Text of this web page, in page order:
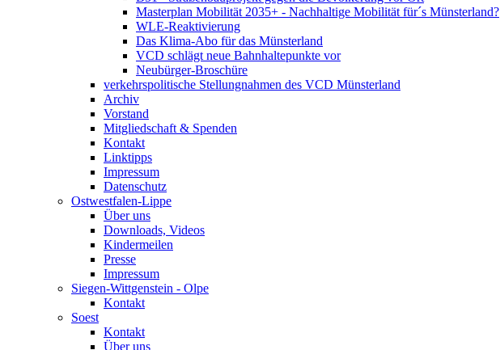
Masterplan Mobilität 2035+ - Nachhaltige Mobilität für´s Münsterland?
WLE-Reaktivierung
Das Klima-Abo für das Münsterland
VCD schlägt neue Bahnhaltepunkte vor
Neubürger-Broschüre
verkehrspolitische Stellungnahmen des VCD Münsterland
Archiv
Vorstand
Mitgliedschaft & Spenden
Kontakt
Linktipps
Impressum
Datenschutz
Ostwestfalen-Lippe
Über uns
Downloads, Videos
Kindermeilen
Presse
Impressum
Siegen-Wittgenstein - Olpe
Kontakt
Soest
Kontakt
Über uns